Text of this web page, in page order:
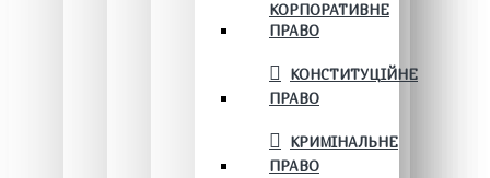
КОРПОРАТИВНЕ
ПРАВО
КОНСТИТУЦІЙНЕ
ПРАВО
КРИМІНАЛЬНЕ
ПРАВО